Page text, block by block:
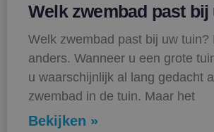
Welk zwembad past bij
Welk zwembad past bij uw tuin?
anders. Wanneer u een grote
u waarschijnlijk al lang gedacht
zwembad in de tuin. Maar het
Bekijken »